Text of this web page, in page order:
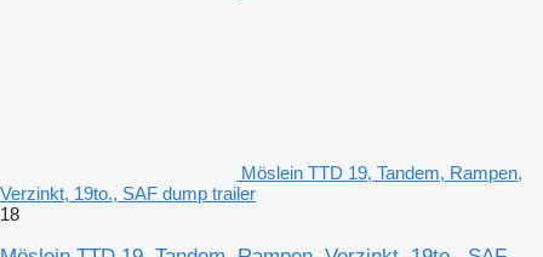
Möslein TTD 19, Tandem, Rampen,
Verzinkt, 19to., SAF dump trailer
18